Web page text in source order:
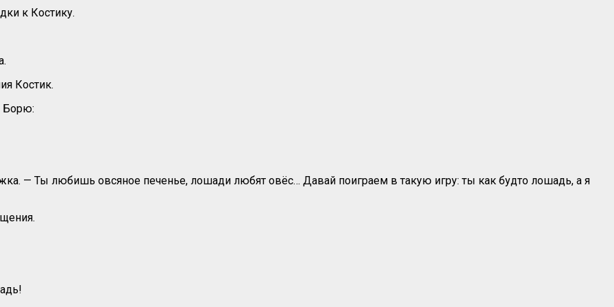
к Костику.
Костик.
Борю:
— Ты любишь овсяное печенье, лошади любят овёс… Давай поиграем в такую игру: ты как будто лошадь, а я